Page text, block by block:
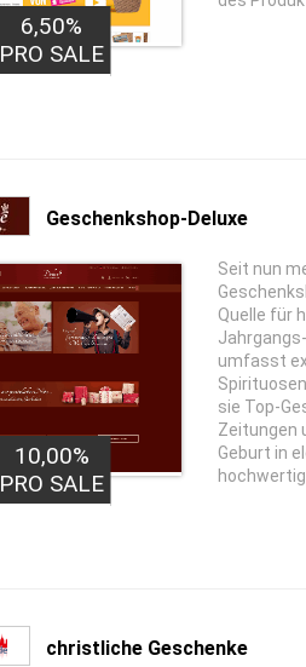
6,50%
PRO SALE
Geschenkshop-Deluxe
10,00%
PRO SALE
Seit nun
Quelle für
umfasst
sie Top-
Zeitungen
Geburt in
christliche Geschenke